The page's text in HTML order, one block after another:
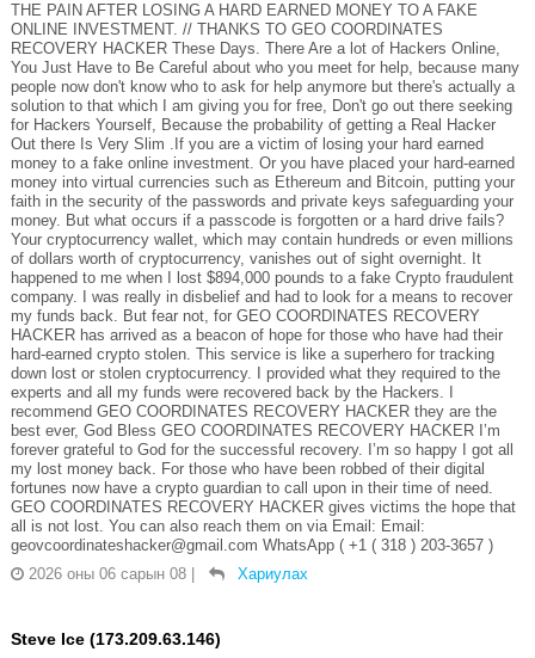
THE PAIN AFTER LOSING A HARD EARNED MONEY TO A FAKE
ONLINE INVESTMENT. // THANKS TO GEO COORDINATES
RECOVERY HACKER These Days. There Are a lot of Hackers Online,
You Just Have to Be Careful about who you meet for help, because many
people now don't know who to ask for help anymore but there's actually a
solution to that which I am giving you for free, Don't go out there seeking
for Hackers Yourself, Because the probability of getting a Real Hacker
Out there Is Very Slim .If you are a victim of losing your hard earned
money to a fake online investment. Or you have placed your hard-earned
money into virtual currencies such as Ethereum and Bitcoin, putting your
faith in the security of the passwords and private keys safeguarding your
money. But what occurs if a passcode is forgotten or a hard drive fails?
Your cryptocurrency wallet, which may contain hundreds or even millions
of dollars worth of cryptocurrency, vanishes out of sight overnight. It
happened to me when I lost $894,000 pounds to a fake Crypto fraudulent
company. I was really in disbelief and had to look for a means to recover
my funds back. But fear not, for GEO COORDINATES RECOVERY
HACKER has arrived as a beacon of hope for those who have had their
hard-earned crypto stolen. This service is like a superhero for tracking
down lost or stolen cryptocurrency. I provided what they required to the
experts and all my funds were recovered back by the Hackers. I
recommend GEO COORDINATES RECOVERY HACKER they are the
best ever, God Bless GEO COORDINATES RECOVERY HACKER I’m
forever grateful to God for the successful recovery. I’m so happy I got all
my lost money back. For those who have been robbed of their digital
fortunes now have a crypto guardian to call upon in their time of need.
GEO COORDINATES RECOVERY HACKER gives victims the hope that
all is not lost. You can also reach them on via Email: Email:
geovcoordinateshacker@gmail.com WhatsApp ( +1 ( 318 ) 203-3657 )
2026 оны 06 сарын 08
Хариулах
Steve Ice (173.209.63.146)